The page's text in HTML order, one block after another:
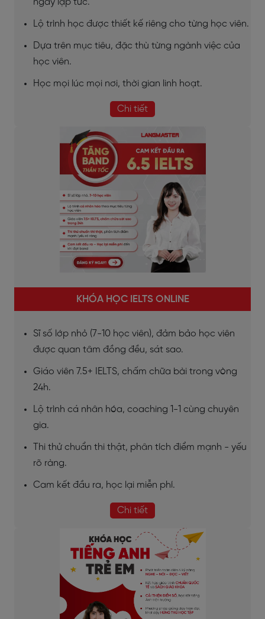
ngay lập tức.
Lộ trình học được thiết kế riêng cho từng học viên.
Dựa trên mục tiêu, đặc thù từng ngành việc của
học viên.
Học mọi lúc mọi nơi, thời gian linh hoạt.
Chi tiết
KHÓA HỌC IELTS ONLINE
Sĩ số lớp nhỏ (7-10 học viên), đảm bảo học viên
được quan tâm đồng đều, sát sao.
Giáo viên 7.5+ IELTS, chấm chữa bài trong vòng
24h.
Lộ trình cá nhân hóa, coaching 1-1 cùng chuyên
gia.
Thi thử chuẩn thi thật, phân tích điểm mạnh - yếu
rõ ràng.
Cam kết đầu ra, học lại miễn phí.
Chi tiết